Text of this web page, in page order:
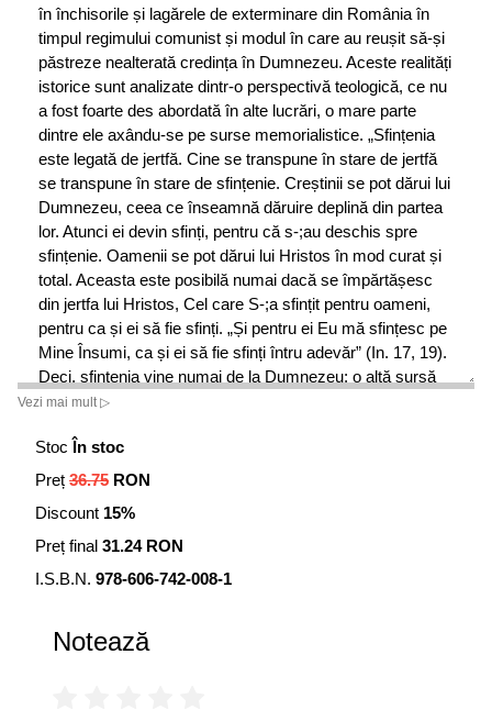
în închisorile și lagărele de exterminare din România în
timpul regimului comunist și modul în care au reușit să-și
păstreze nealterată credința în Dumnezeu. Aceste realități
istorice sunt analizate dintr-o perspectivă teologică, ce nu
a fost foarte des abordată în alte lucrări, o mare parte
dintre ele axându-se pe surse memorialistice. „Sfințenia
este legată de jertfă. Cine se transpune în stare de jertfă
se transpune în stare de sfințenie. Creștinii se pot dărui lui
Dumnezeu, ceea ce înseamnă dăruire deplină din partea
lor. Atunci ei devin sfinți, pentru că s-;au deschis spre
sfințenie. Oamenii se pot dărui lui Hristos în mod curat și
total. Aceasta este posibilă numai dacă se împărtășesc
din jertfa lui Hristos, Cel care S-;a sfințit pentru oameni,
pentru ca și ei să fie sfinți. „Și pentru ei Eu mă sfințesc pe
Mine Însumi, ca și ei să fie sfinți întru adevăr” (In. 17, 19).
Deci, sfințenia vine numai de la Dumnezeu; o altă sursă
care să izvorască sfințenie nu există și nici nu va exista
Vezi mai mult ▷
Stoc În stoc
Preț 36.75 RON
Discount 15%
Preț final 31.24 RON
I.S.B.N. 978-606-742-008-1
Notează